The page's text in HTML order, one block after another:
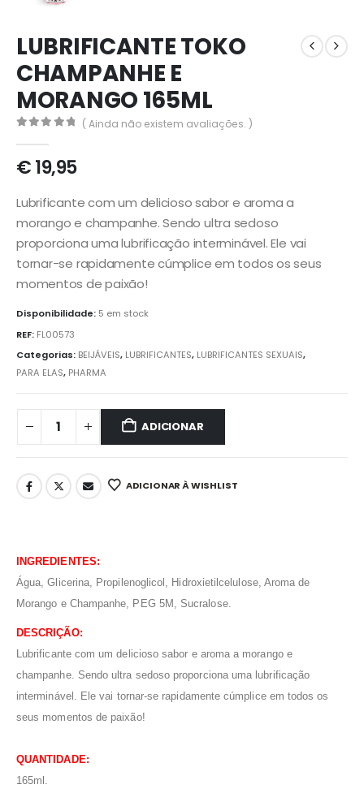
LUBRIFICANTE TOKO
CHAMPANHE E
MORANGO 165ML
( Ainda não existem avaliações. )
€19,95
Lubrificante com um delicioso sabor e aroma a
morango e champanhe. Sendo ultra sedoso
proporciona uma lubrificação interminável. Ele vai
tornar-se rapidamente cúmplice em todos os seus
momentos de paixão!
Disponibilidade: 5 em stock
REF: FL00573
Categorias: BEIJÁVEIS, LUBRIFICANTES, LUBRIFICANTES SEXUAIS,
PARA ELAS, PHARMA
ADICIONAR
ADICIONAR À WISHLIST
INGREDIENTES:
Água, Glicerina, Propilenoglicol, Hidroxietilcelulose, Aroma de
Morango e Champanhe, PEG 5M, Sucralose.
DESCRIÇÃO:
Lubrificante com um delicioso sabor e aroma a morango e
champanhe. Sendo ultra sedoso proporciona uma lubrificação
interminável. Ele vai tornar-se rapidamente cúmplice em todos os
seus momentos de paixão!
QUANTIDADE:
165ml.